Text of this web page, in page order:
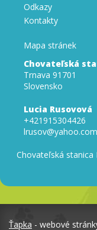
Odkazy
Kontakty
Mapa stránek
Chovateľská
Trnava 91701
Slovensko
Lucia Rusovová
+421915304426
lrusov@yahoo.com
Chovateľská
Ťapka - webové